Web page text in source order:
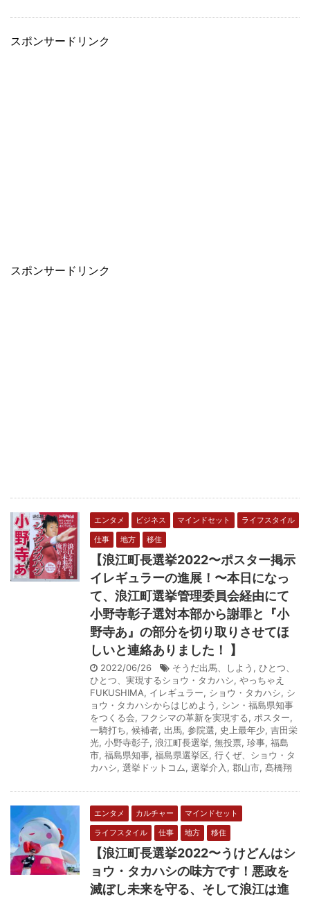
スポンサードリンク
スポンサードリンク
エンタメ ビジネス マインドセット
ライフスタイル
仕事
地方 移住
【浪江町長選挙2022〜ポスター掲示
イレギュラーの進展！〜本日になっ
て、浪江町選挙管理委員会経由にて
小野寺彰子選対本部から謝罪と『小
野寺あ』の部分を切り取りさせてほ
しいと連絡ありました！ 】
2022/06/26 そうだ出馬、しよう , ひとつ、
ひとつ、実現するショウ・タカハシ, やっちゃえ
FUKUSHIMA, イレギュラー, ショウ・タカハシ, シ
ョウ・タカハシからはじめよう , シン・福島県知事
をつくる会, フクシマの革新を実現する, ポスター,
一騎打ち, 候補者, 出馬, 参院選, 史上最年少, 吉田栄
光, 小野寺彰子, 浪江町長選挙, 無投票, 珍事, 福島
市, 福島県知事, 福島県選挙区, 行くぜ、ショウ・タ
カハシ, 選挙ドットコム, 選挙介入 , 郡山市, 髙橋翔
エンタメ カルチャー
マインドセット
ライフスタイル
仕事 地方 移住
【浪江町長選挙2022〜うけどんはシ
ョウ・タカハシの味方です！悪政を
滅ぼし未来を守る、そして浪江は進